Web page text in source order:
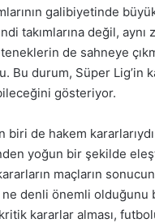
galibiyetinde
takımlarına değil, aynı
de sahneye
Bu durum, Süper Lig’in
gösteriyor.
de hakem
yoğun bir şekilde
maçların
denli önemli
kararlar alması,